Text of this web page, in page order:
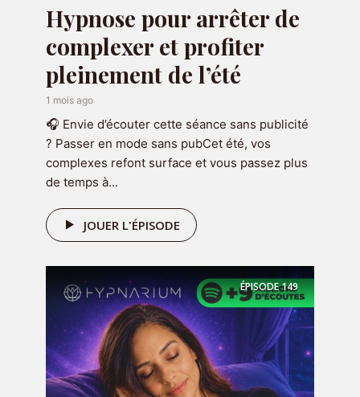
Site web
🎁 Votre programme
audio offert
OFFERT
Hypnose pour arrêter de
complexer et profiter
pleinement de l’été
1 mois ago
🎧 Envie d’écouter cette séance sans publicité
? Passer en mode sans pubCet été, vos
complexes refont surface et vous passez plus
de temps à...
JOUER L'ÉPISODE
ÉPISODE149